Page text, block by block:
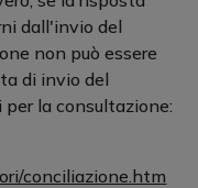
dall'invio del
non può essere
di invio del
la consultazione:
conciliazione.htm